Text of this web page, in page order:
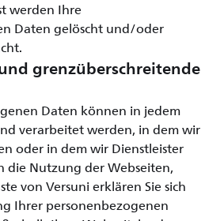
werden Ihre
Daten gelöscht und/oder
grenzüberschreitende
Daten können in jedem
verarbeitet werden, in dem wir
oder in dem wir Dienstleister
die Nutzung der Webseiten,
von Versuni erklären Sie sich
Ihrer personenbezogenen